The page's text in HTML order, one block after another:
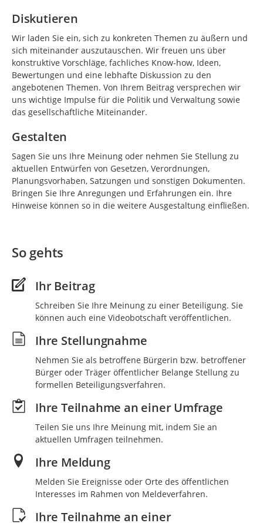
Diskutieren
Wir laden Sie ein, sich zu konkreten Themen zu äußern und
sich miteinander auszutauschen. Wir freuen uns über
konstruktive Vorschläge, fachliches Know-how, Ideen,
Bewertungen und eine lebhafte Diskussion zu den
angebotenen Themen. Von Ihrem Beitrag versprechen wir
uns wichtige Impulse für die Politik und Verwaltung sowie
das gesellschaftliche Miteinander.
Gestalten
Sagen Sie uns Ihre Meinung oder nehmen Sie Stellung zu
aktuellen Entwürfen von Gesetzen, Verordnungen,
Planungsvorhaben, Satzungen und sonstigen Dokumenten.
Bringen Sie Ihre Anregungen und Erfahrungen ein. Ihre
Hinweise können so in die weitere Ausgestaltung einfließen.
So gehts
Ihr Beitrag
Schreiben Sie Ihre Meinung zu einer Beteiligung. Sie
können auch eine Videobotschaft veröffentlichen.
Ihre Stellungnahme
Nehmen Sie als betroffene Bürgerin bzw. betroffener
Bürger oder Träger öffentlicher Belange Stellung zu
formellen Beteiligungsverfahren.
Ihre Teilnahme an einer Umfrage
Teilen Sie uns Ihre Meinung mit, indem Sie an
aktuellen Umfragen teilnehmen.
Ihre Meldung
Melden Sie Ereignisse oder Orte des öffentlichen
Interesses im Rahmen von Meldeverfahren.
Ihre Teilnahme an einer